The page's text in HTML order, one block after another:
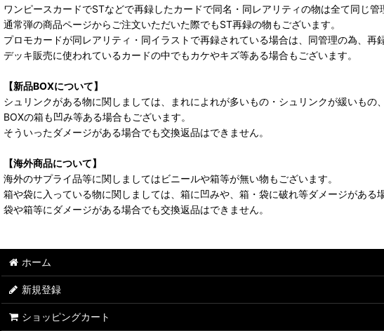
ワンピースカードでSTなどで再録したカードで同名・同レアリティの物は全て同じ管
通常弾の商品ページからご注文いただいた際でもST再録の物もございます。
プロモカードが同レアリティ・同イラストで再録されている場合は、同管理の為、再
デッキ販売に使われているカードの中でもカケやキズ等ある場合もございます。
【新品BOXについて】
シュリンクがある物に関しましては、まれによれが多いもの・シュリンクが緩いもの
BOXの箱も凹み等ある場合もございます。
そういったダメージがある場合でも交換返品はできません。
【海外商品について】
海外のサプライ品等に関しましてはビニールや箱等が無い物もございます。
箱や袋に入っている物に関しましては、箱に凹みや、箱・袋に破れ等ダメージがある
袋や箱等にダメージがある場合でも交換返品はできません。
ホーム
新規登録
ショッピングカート